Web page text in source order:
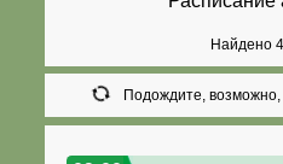
Найдено
Подождите,